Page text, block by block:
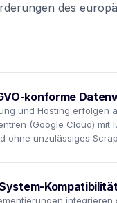
des
konforme
und Hosting erfolgen
(Google Cloud) mit
ohne unzulässiges
integrieren